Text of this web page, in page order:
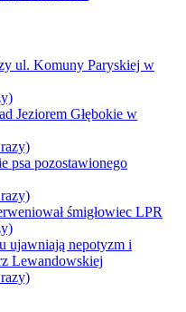
ul. Komuny Paryskiej w
Jeziorem Głębokie w
psa pozostawionego
śmigłowiec LPR
ujawniają nepotyzm i
Lewandowskiej